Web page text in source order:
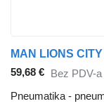
59,68 € Bez PDV-a
Pneumatika -